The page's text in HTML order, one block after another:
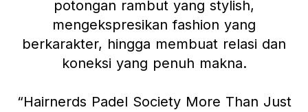
potongan rambut yang stylish,
mengekspresikan fashion yang
berkarakter, hingga membuat relasi dan
koneksi yang penuh makna.
“Hairnerds Padel Society More Than Just